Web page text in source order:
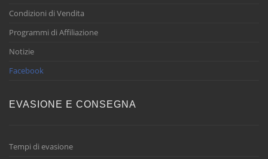
Condizioni di Vendita
Programmi di Affiliazione
Notizie
Facebook
EVASIONE E CONSEGNA
Tempi di evasione